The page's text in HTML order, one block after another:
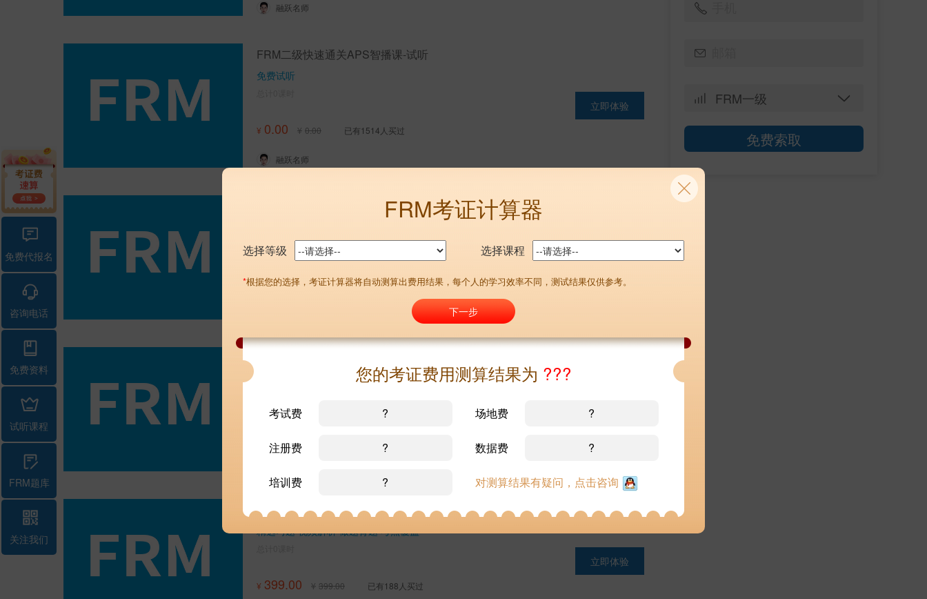
融跃名师
FRM二级快速通关APS智播课-试听
免费试听
¥ 0.00 ¥ 0.00 已有1514人买过
融跃名师
立即体验
FRM二级快速通关APS智播课
总计0课时
¥ 7980.00 ¥ 7980.00 已有174人买过
立即体验
精选讲师授课 智能学习平台 小班社群答疑 导学督学伴学 通关奖励
立即体验
FRM二级视频题库
精选习题 视频解析 做题背题 考点覆盖
¥ 399.00 ¥ 399.00 已有188人买过
立即体验
免费索取
免费代报名
咨询电话
免费资料
试听课程
FRM题库
关注我们
FRM考证计算器
选择课程
选择等级
*根据您的选择，考证计算器将自动测算出费用结果，每个人的学习效率不同，测试结果仅供参考。
下一步
您的考证费用测算结果为 ???
场地费 ?
数据费 ?
对测算结果有疑问，点击咨询
考试费 ?
注册费 ?
培训费 ?